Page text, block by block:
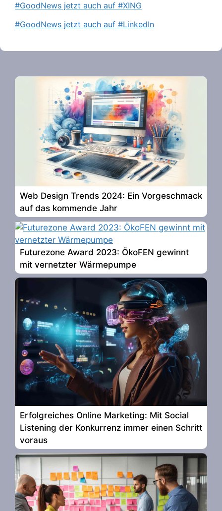
#GoodNews jetzt auch auf #XING
#GoodNews jetzt auch auf #LinkedIn
Web Design Trends 2024: Ein Vorgeschmack
auf das kommende Jahr
Futurezone Award 2023: ÖkoFEN gewinnt
mit vernetzter Wärmepumpe
Erfolgreiches Online Marketing: Mit Social
Listening der Konkurrenz immer einen Schritt
voraus